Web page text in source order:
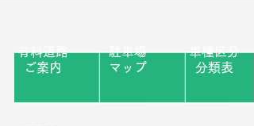
有料道路
ご案内
駐車場
​マップ
車種区分
分類表